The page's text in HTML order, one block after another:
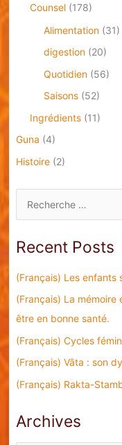
Counsel(178)
Alimentation(31)
digestion(20)
Quotidien(56)
Saisons(52)
Ingrédients(11)
Guna (4)
Histoire(2)
e
r
c
h
f
o
Recent Posts
(Français) Les enfants
(Français) La
être en bonne santé.
(Français) Cycles
(Français) Vāta : son
(Français) Rakta-
Archives